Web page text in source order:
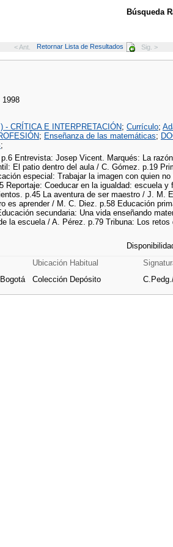
Búsqueda
< Ant. Retornar Lista de Resultados Sig. >
1998
- CRÍTICA E INTERPRETACIÓN; Currículo;
; Enseñanza de las matemáticas;
;
Entrevista: Josep Vicent. Marqués: La
El patio dentro del aula / C. Gómez. p.19
especial: Trabajar la imagen con quien
Coeducar en la igualdad: escuela
p.45 La aventura de ser maestro / J.
es aprender / M. C. Diez. p.58 Educación
secundaria: Una vida enseñando
la escuela / A. Pérez. p.79 Tribuna: Los
Ubicación Habitual
Colección Depósito